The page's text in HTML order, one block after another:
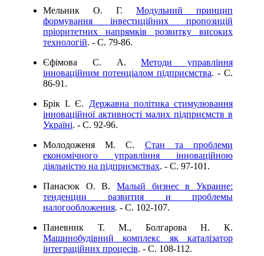
Мельник О. Г. Модульний принцип
формування інвестиційних пропозицій
пріоритетних напрямків розвитку високих
технологій. - C. 79-86.
Єфімова С. А.Методи управління
інноваційним потенціалом підприємства. - C.
86-91.
Брік І. Є. Державна політика стимулювання
інноваційної активності малих підприємств в
Україні. - C. 92-96.
Молодоженя М. С. Стан та проблеми
економічного управління інноваційною
діяльністю на підприємствах. - C. 97-101.
Панасюк О. В. Малый бизнес в Украине:
тенденции развития и проблемы
налогообложения. - C. 102-107.
Паневник Т. М., Болгарова Н. К.
Машинобудівний комплекс як каталізатор
інтеграційних процесів. - C. 108-112.